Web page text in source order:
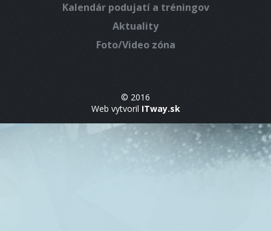
Kalendár podujatí a tréningov
Aktuality
Foto/Video zóna
© 2016
Web vytvoril ITway.sk